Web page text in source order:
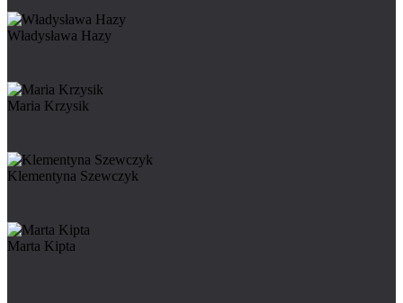
Władysława Hazy
Maria Krzysik
Klementyna Szewczyk
Marta Kipta